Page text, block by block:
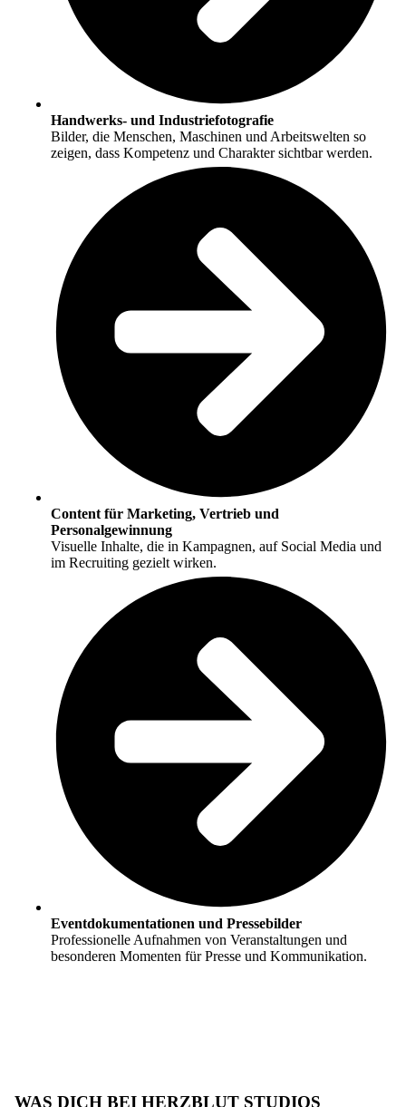
Handwerks- und Industriefotografie
Bilder, die Menschen, Maschinen und Arbeitswelten so
zeigen, dass Kompetenz und Charakter sichtbar werden.
Content für Marketing, Vertrieb und
Personalgewinnung
Visuelle Inhalte, die in Kampagnen, auf Social Media und
im Recruiting gezielt wirken.
Eventdokumentationen und Pressebilder
Professionelle Aufnahmen von Veranstaltungen und
besonderen Momenten für Presse und Kommunikation.
WAS DICH BEI HERZBLUT STUDIOS